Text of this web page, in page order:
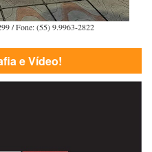
/ Fone: (55) 9.9963-2822
e Vídeo!